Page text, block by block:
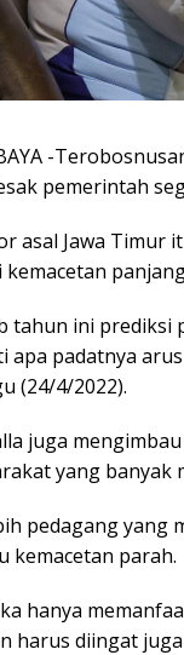
-
pemerintah
asal Jawa Timur
kemacetan
tahun ini prediksi
apa padatnya
(24/4/2022).
juga
yang banyak
pedagang yang
kemacetan parah.
hanya
harus diingat